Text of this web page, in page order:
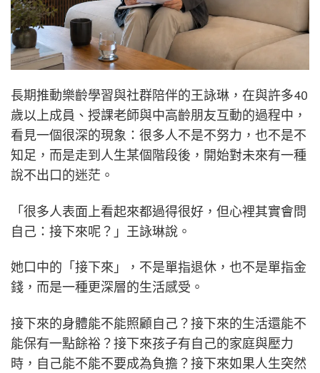
長期推動樂齡學習與社群陪伴的王詠琳，在與許多40
歲以上成員、授課老師與中高齡朋友互動的過程中，
看見一個很深的現象：很多人不是不努力，也不是不
知足，而是走到人生某個階段後，開始對未來有一種
說不出口的迷茫。
「很多人表面上看起來都過得很好，但心裡其實會問
自己：接下來呢？」王詠琳說。
她口中的「接下來」，不是單指退休，也不是單指金
錢，而是一種更深層的生活感受。
接下來的身體能不能照顧自己？接下來的生活還能不
能保有一點餘裕？接下來孩子有自己的家庭與壓力
時，自己能不能不要成為負擔？接下來如果人生突然